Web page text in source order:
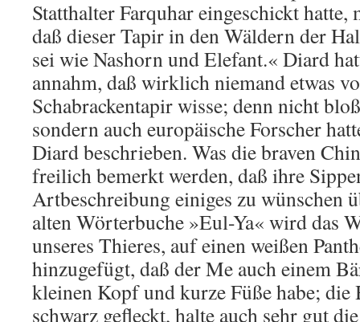
Statthalter Farquhar eingeschickt
daß dieser Tapir in den Wäldern der
sei wie Nashorn und Elefant.« Diard
annahm, daß wirklich niemand etwas
Schabrackentapir wisse; denn nicht
sondern auch europäische Forscher
Diard beschrieben. Was die braven
freilich bemerkt werden, daß ihre
Artbeschreibung einiges zu wünschen
alten Wörterbuche »Eul-Ya« wird das
unseres Thieres, auf einen weißen
hinzugefügt, daß der Me auch einem
kleinen Kopf und kurze Füße habe; die
schwarz gefleckt, halte auch sehr gut